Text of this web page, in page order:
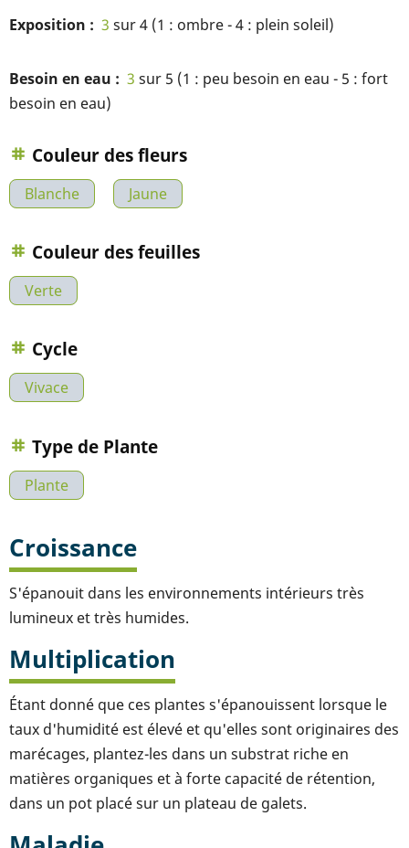
Exposition
3 sur 4 (1 : ombre - 4 : plein soleil)
Besoin en eau 3 sur 5 (1 : peu besoin en eau - 5 : fort
besoin en eau)
Couleur des fleurs
Blanche Jaune
Couleur des feuilles
Verte
Cycle
Vivace
Type de Plante
Plante
Croissance
S'épanouit dans les environnements intérieurs très
lumineux et très humides.
Multiplication
Étant donné que ces plantes s'épanouissent lorsque le
taux d'humidité est élevé et qu'elles sont originaires des
marécages, plantez-les dans un substrat riche en
matières organiques et à forte capacité de rétention,
dans un pot placé sur un plateau de galets.